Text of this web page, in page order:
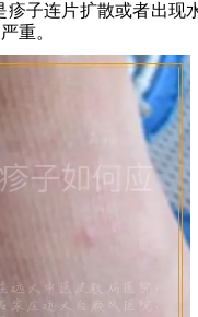
子连片扩散或者出现
重。